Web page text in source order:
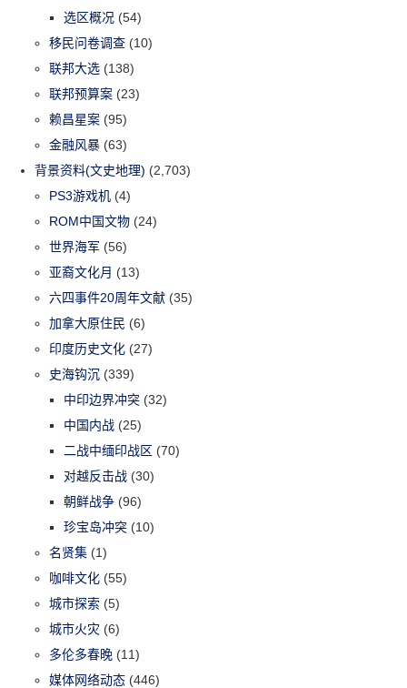
选区概况 (54)
移民问卷调查 (10)
联邦大选 (138)
联邦预算案 (23)
赖昌星案 (95)
金融风暴 (63)
背景资料(文史地理) (2,703)
PS3游戏机 (4)
ROM中国文物 (24)
世界海军 (56)
亚裔文化月 (13)
六四事件20周年文献 (35)
加拿大原住民 (6)
印度历史文化 (27)
史海钩沉 (339)
中印边界冲突 (32)
中国内战 (25)
二战中缅印战区 (70)
对越反击战 (30)
朝鲜战争 (96)
珍宝岛冲突 (10)
名贤集 (1)
咖啡文化 (55)
城市探索 (5)
城市火灾 (6)
多伦多春晚 (11)
媒体网络动态 (446)